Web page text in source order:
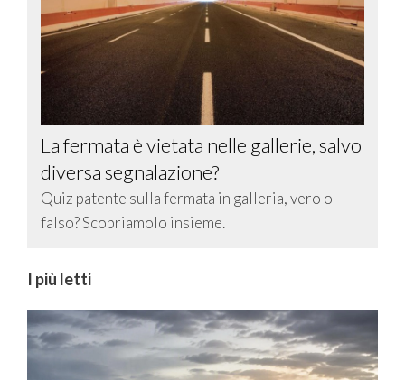
La fermata è vietata nelle gallerie, salvo
diversa segnalazione?
Quiz patente sulla fermata in galleria, vero o
falso? Scopriamolo insieme.
I più letti